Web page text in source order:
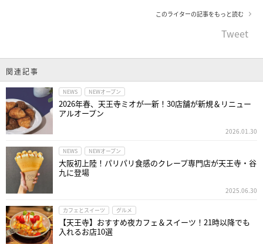
このライターの記事をもっと読む
Tweet
関連記事
NEWS NEWオープン
2026年春、天王寺ミオが一新！30店舗が新規＆リニュー
アルオープン
2026.01.30
NEWS NEWオープン
大阪初上陸！パリパリ食感のクレープ専門店が天王寺・谷
九に登場
2025.06.30
カフェとスイーツ グルメ
【天王寺】おすすめ夜カフェ＆スイーツ！21時以降でも
入れるお店10選